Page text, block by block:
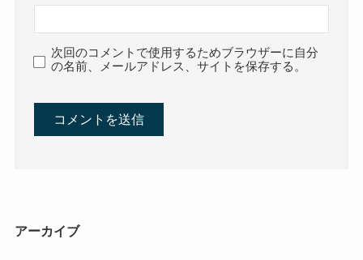
次回のコメントで使用するためブラウザーに自分
の名前、メールアドレス、サイトを保存する。
アーカイブ